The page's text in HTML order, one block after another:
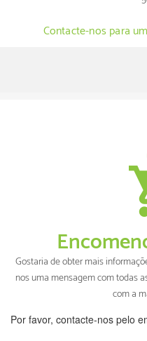
Contacte-nos para
Gostaria de obter mais
nos uma mensagem com todas
com a
Por favor, contacte-nos pelo